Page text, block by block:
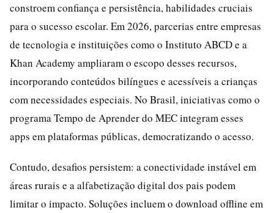
constroem confiança e persistência, habilidades cruciais
para o sucesso escolar. Em 2026, parcerias entre empresas
de tecnologia e instituições como o Instituto ABCD e a
Khan Academy ampliaram o escopo desses recursos,
incorporando conteúdos bilíngues e acessíveis a crianças
com necessidades especiais. No Brasil, iniciativas como o
programa Tempo de Aprender do MEC integram esses
apps em plataformas públicas, democratizando o acesso.
Contudo, desafios persistem: a conectividade instável em
áreas rurais e a alfabetização digital dos pais podem
limitar o impacto. Soluções incluem o download offline em